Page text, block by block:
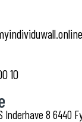
10
Inderhave 8 6440